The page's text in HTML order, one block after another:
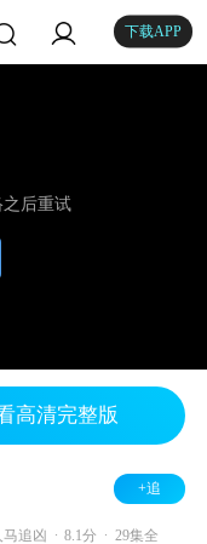
下载APP
后重试
高清完整版
+追
马追凶 8.1分 29集全